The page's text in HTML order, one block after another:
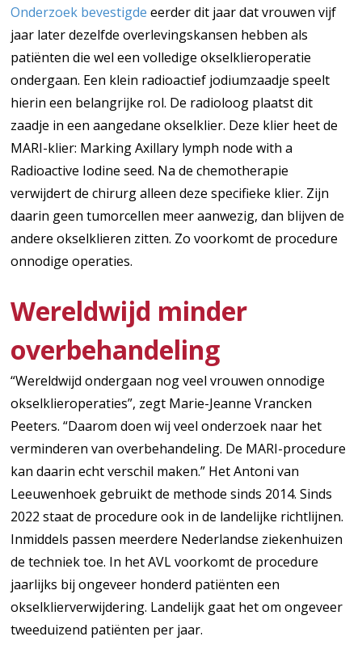
Onderzoek bevestigde eerder dit jaar dat vrouwen vijf
jaar later dezelfde overlevingskansen hebben als
patiënten die wel een volledige okselklieroperatie
ondergaan. Een klein radioactief jodiumzaadje speelt
hierin een belangrijke rol. De radioloog plaatst dit
zaadje in een aangedane okselklier. Deze klier heet de
MARI-klier: Marking Axillary lymph node with a
Radioactive Iodine seed. Na de chemotherapie
verwijdert de chirurg alleen deze specifieke klier. Zijn
daarin geen tumorcellen meer aanwezig, dan blijven de
andere okselklieren zitten. Zo voorkomt de procedure
onnodige operaties.
Wereldwijd minder
overbehandeling
“Wereldwijd ondergaan nog veel vrouwen onnodige
okselklieroperaties”, zegt Marie-Jeanne Vrancken
Peeters. “Daarom doen wij veel onderzoek naar het
verminderen van overbehandeling. De MARI-procedure
kan daarin echt verschil maken.” Het Antoni van
Leeuwenhoek gebruikt de methode sinds 2014. Sinds
2022 staat de procedure ook in de landelijke richtlijnen.
Inmiddels passen meerdere Nederlandse ziekenhuizen
de techniek toe. In het AVL voorkomt de procedure
jaarlijks bij ongeveer honderd patiënten een
okselklierverwijdering. Landelijk gaat het om ongeveer
tweeduizend patiënten per jaar.